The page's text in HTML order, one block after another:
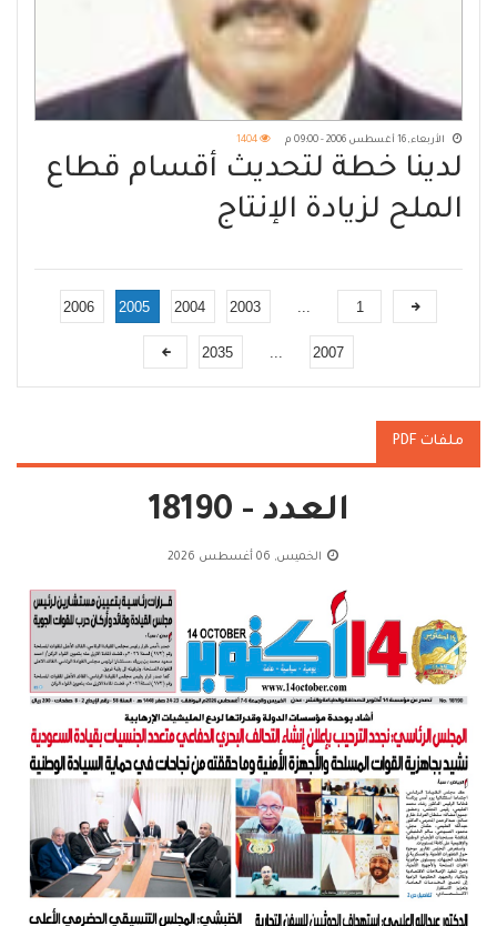
الأربعاء, 16 أغسطس 2006 - 09:00 م 1404
لدينا خطة لتحديث أقسام قطاع
الملح لزيادة الإنتاج
1
2003
2004
2005
2006
2007
2035
ملفات PDF
العدد - 18190
الخميس, 06 أغسطس 2026